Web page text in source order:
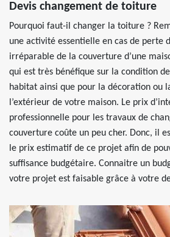
Devis changement de toiture
Pourquoi faut-il changer la toiture ?
une activité essentielle en cas de perte
irréparable de la couverture d’une
qui est très bénéfique sur la condition
habitat ainsi que pour la décoration ou
l’extérieur de votre maison. Le prix
professionnelle pour les travaux de
couverture coûte un peu cher. Donc, il
le prix estimatif de ce projet afin de
suffisance budgétaire. Connaitre un
votre projet est faisable grâce à votre